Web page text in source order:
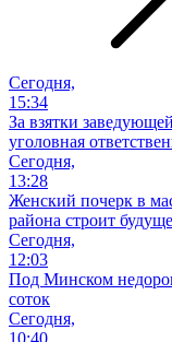
Сегодня,
15:34
За взятки
уголовная
Сегодня,
13:28
Женский почерк в
района строит
Сегодня,
12:03
Под Минском
соток
Сегодня,
10:40